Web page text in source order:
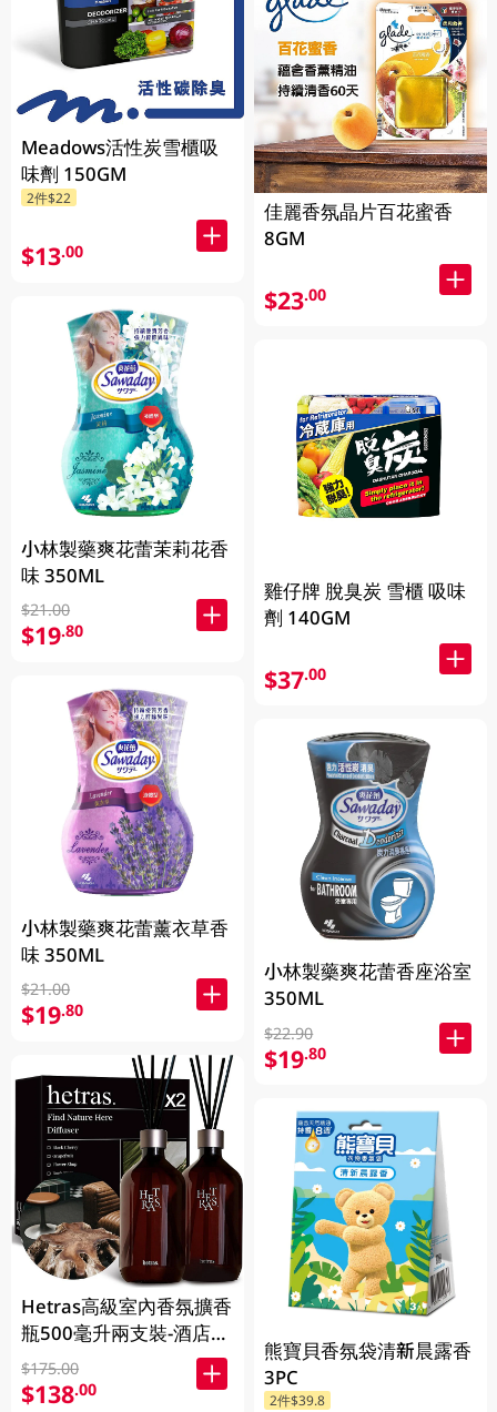
Meadows活性炭雪櫃吸
味劑 150GM
2件$22
$13.00
小林製藥爽花蕾茉莉花香
味 350ML
$21.00
$19.80
小林製藥爽花蕾薰衣草香
味 350ML
$21.00
$19.80
Hetras高級室內香氛擴香
瓶500毫升兩支裝-酒店木
香 1BX
$175.00
$138.00
佳麗香氛晶片百花蜜香
8GM
$23.00
雞仔牌 脫臭炭 雪櫃 吸味
劑 140GM
$37.00
小林製藥爽花蕾香座浴室
350ML
$22.90
$19.80
熊寶貝香氛袋清新晨露香
3PC
2件$39.8